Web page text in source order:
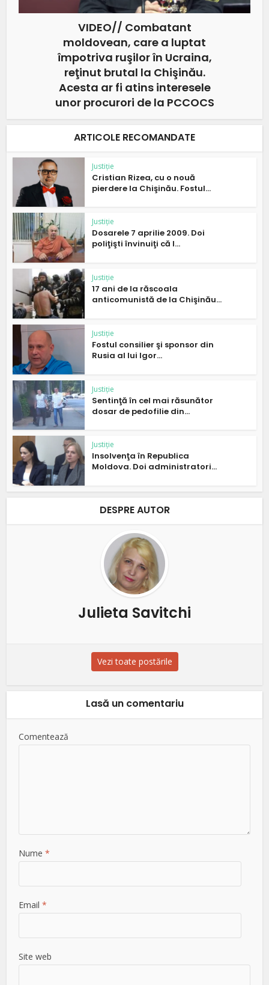
VIDEO// Combatant
moldovean, care a luptat
împotriva ruşilor în Ucraina,
reţinut brutal la Chişinău.
Acesta ar fi atins interesele
unor procurori de la PCCOCS
ARTICOLE RECOMANDATE
Justiție
Cristian Rizea, cu o nouă
pierdere la Chişinău. Fostul...
Justiție
Dosarele 7 aprilie 2009. Doi
poliţişti învinuiţi că l...
Justiție
17 ani de la răscoala
anticomunistă de la Chişinău...
Justiție
Fostul consilier şi sponsor din
Rusia al lui Igor...
Justiție
Sentinţă în cel mai răsunător
dosar de pedofilie din...
Justiție
Insolvenţa în Republica
Moldova. Doi administratori...
DESPRE AUTOR
Julieta Savitchi
Vezi toate postările
Lasă un comentariu
Comentează
Nume*
Email*
Site web